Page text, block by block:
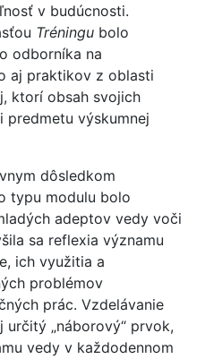
v budúcnosti.
Tréningu bolo
odborníka na
aj praktikov z oblasti
ktorí obsah svojich
výskumnej
dôsledkom
typu modulu bolo
adeptov vedy voči
sa reflexia významu
ich využitia a
problémov
prác. Vzdelávanie
určitý „náborový“ prvok,
vedy v každodennom